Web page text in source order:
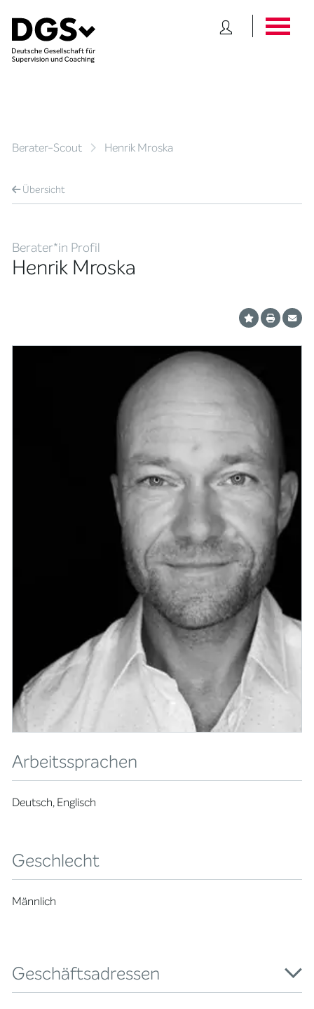
Berater-Scout Henrik Mroska
Übersicht
Berater*in Profil
Henrik Mroska
Arbeitssprachen
Deutsch, Englisch
Geschlecht
Männlich
Geschäftsadressen